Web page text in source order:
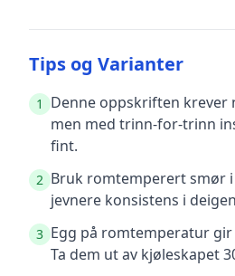
Tips og Varianter
1
Denne oppskriften krever
men med trinn-for-trinn
fint.
2 Bruk romtemperert smør
jevnere konsistens i
3 Egg på romtemperatur
Ta dem ut av kjøleskapet